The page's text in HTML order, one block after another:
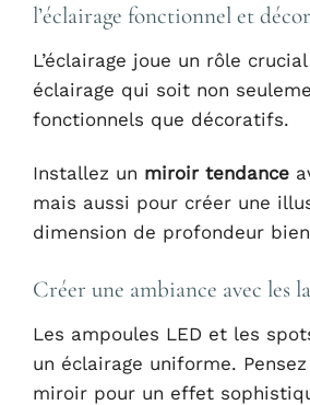
l’éclairage fonctionnel et
L’éclairage joue un rôle
éclairage qui soit non
fonctionnels que décoratifs.
Installez un miroir tendance
mais aussi pour créer une
dimension de profondeur
Créer une ambiance avec les
Les ampoules LED et les
un éclairage uniforme.
miroir pour un effet